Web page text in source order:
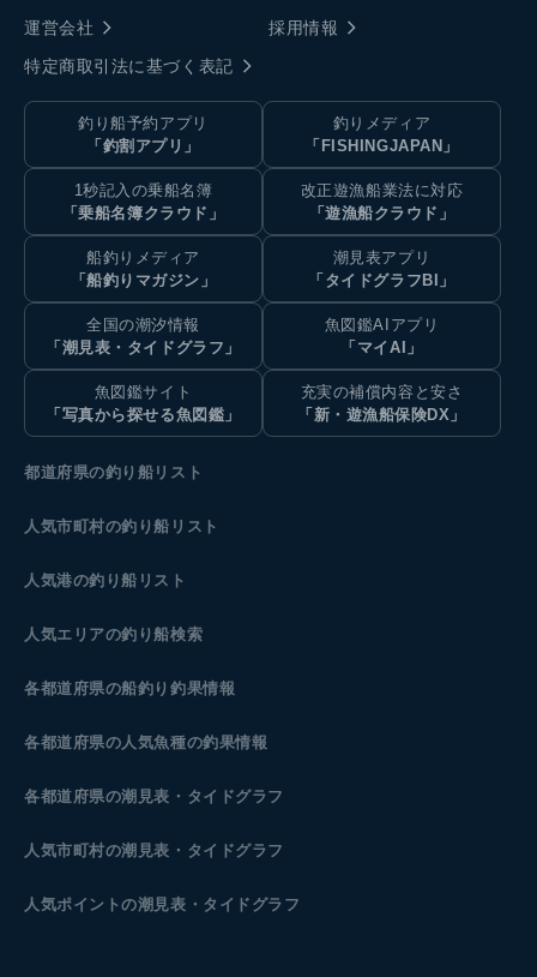
運営会社
採用情報
特定商取引法に基づく表記
釣り船予約アプリ
「釣割アプリ」
釣りメディア
「FISHINGJAPAN」
1秒記入の乗船名簿
「乗船名簿クラウド」
改正遊漁船業法に対応
「遊漁船クラウド」
船釣りメディア
「船釣りマガジン」
潮見表アプリ
「タイドグラフBI」
全国の潮汐情報
「潮見表・タイドグラフ」
魚図鑑AIアプリ
「マイAI」
魚図鑑サイト
「写真から探せる魚図鑑」
充実の補償内容と安さ
「新・遊漁船保険DX」
都道府県の釣り船リスト
人気市町村の釣り船リスト
人気港の釣り船リスト
人気エリアの釣り船検索
各都道府県の船釣り釣果情報
各都道府県の人気魚種の釣果情報
各都道府県の潮見表 ・タイドグラフ
人気市町村の潮見表・タイドグラフ
人気ポイントの潮見表・タイドグラフ